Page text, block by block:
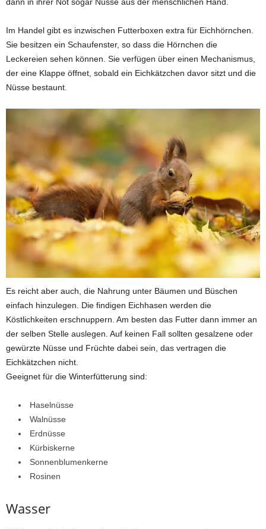
Im Handel gibt es inzwischen Futterboxen extra für Eichhörnchen.
Sie besitzen ein Schaufenster, so dass die Hörnchen die
Leckereien sehen können. Sie verfügen über einen Mechanismus,
der eine Klappe öffnet, sobald ein Eichkätzchen davor sitzt und die
Nüsse bestaunt.
Es reicht aber auch, die Nahrung unter Bäumen und Büschen
einfach hinzulegen. Die findigen Eichhasen werden die
Köstlichkeiten erschnuppern. Am besten das Futter dann immer an
der selben Stelle auslegen. Auf keinen Fall sollten gesalzene oder
gewürzte Nüsse und Früchte dabei sein, das vertragen die
Eichkätzchen nicht.
Geeignet für die Winterfütterung sind:
Haselnüsse
Walnüsse
Erdnüsse
Kürbiskerne
Sonnenblumenkerne
Rosinen
Wasser